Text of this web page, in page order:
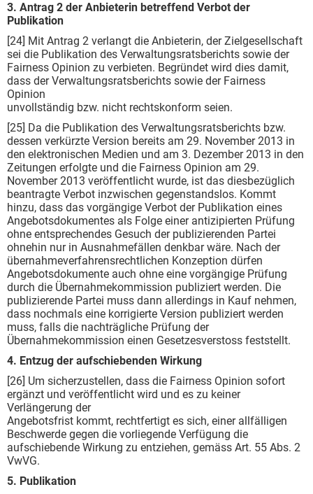
3. Antrag 2 der Anbieterin betreffend Verbot der
Publikation
[24] Mit Antrag 2 verlangt die Anbieterin, der Zielgesellschaft
sei die Publikation des Verwaltungsratsberichts sowie der
Fairness Opinion zu verbieten. Begründet wird dies damit,
dass der Verwaltungsratsberichts sowie der Fairness
Opinion
unvollständig bzw. nicht rechtskonform seien.
[25] Da die Publikation des Verwaltungsratsberichts bzw.
dessen verkürzte Version bereits am 29. November 2013 in
den elektronischen Medien und am 3. Dezember 2013 in den
Zeitungen erfolgte und die Fairness Opinion am 29.
November 2013 veröffentlicht wurde, ist das diesbezüglich
beantragte Verbot inzwischen gegenstandslos. Kommt
hinzu, dass das vorgängige Verbot der Publikation eines
Angebotsdokumentes als Folge einer antizipierten Prüfung
ohne entsprechendes Gesuch der publizierenden Partei
ohnehin nur in Ausnahmefällen denkbar wäre. Nach der
übernahmeverfahrensrechtlichen Konzeption dürfen
Angebotsdokumente auch ohne eine vorgängige Prüfung
durch die Übernahmekommission publiziert werden. Die
publizierende Partei muss dann allerdings in Kauf nehmen,
dass nochmals eine korrigierte Version publiziert werden
muss, falls die nachträgliche Prüfung der
Übernahmekommission einen Gesetzesverstoss feststellt.
4. Entzug der aufschiebenden Wirkung
[26] Um sicherzustellen, dass die Fairness Opinion sofort
ergänzt und veröffentlicht wird und es zu keiner
Verlängerung der
Angebotsfrist kommt, rechtfertigt es sich, einer allfälligen
Beschwerde gegen die vorliegende Verfügung die
aufschiebende Wirkung zu entziehen, gemäss Art. 55 Abs. 2
VwVG.
5. Publikation